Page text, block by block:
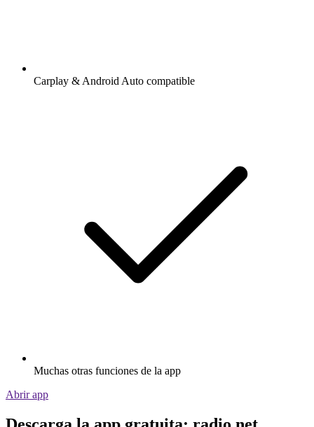
Carplay & Android Auto compatible
Muchas otras funciones de la app
Abrir app